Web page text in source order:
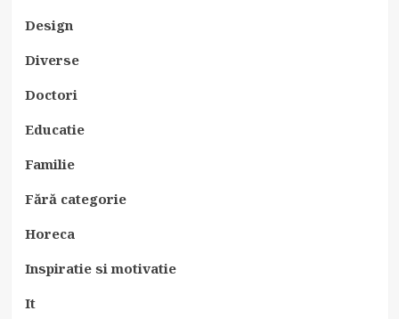
Design
Diverse
Doctori
Educatie
Familie
Fără categorie
Horeca
Inspiratie si motivatie
It